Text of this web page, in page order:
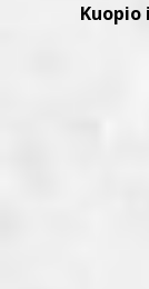
Kuopio